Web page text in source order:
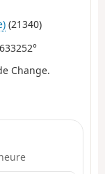
(21340)
Change.